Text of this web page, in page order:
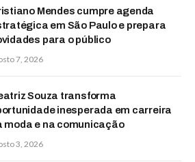
Mendes cumpre agenda
em São Paulo e prepara
para o público
7, 2026
Souza transforma
inesperada em carreira
moda e na comunicação
3, 2026